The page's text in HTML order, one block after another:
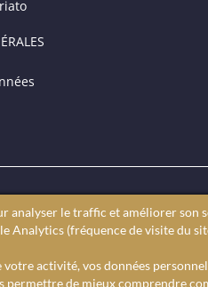
Le site des antiquaires en ligne.
Vous cherchez à acheter
un moteur de recherche pour
retrouvez l’actualité de l’art et
analyser le traffic et améliorer son
Analytics (fréquence de visite du
activité, vos données
permettre de mieux comprendre